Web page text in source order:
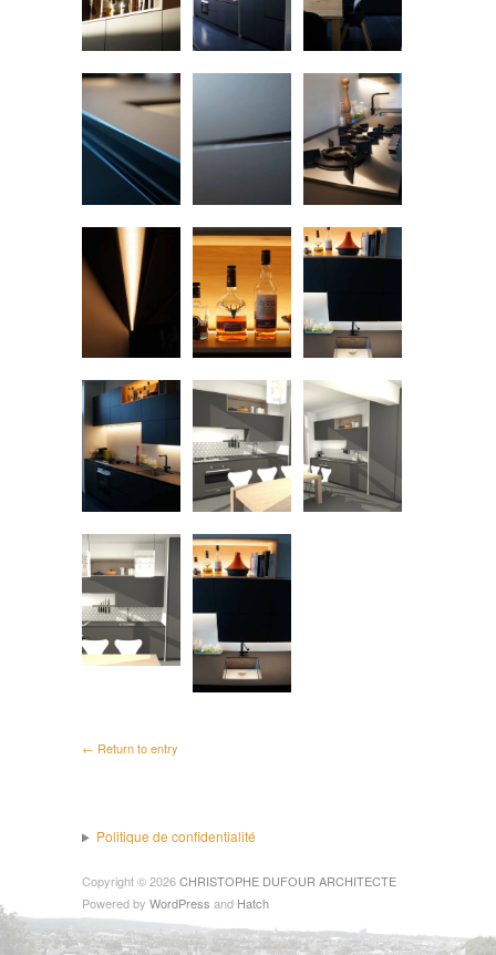
← Return to entry
Politique de confidentialité
Copyright © 2026CHRISTOPHE DUFOUR ARCHITECTE
Powered by WordPress and Hatch